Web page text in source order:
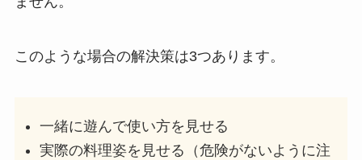
このような場合の解決策は3つあります。
一緒に遊んで使い方を見せる
実際の料理姿を見せる（危険がないように注